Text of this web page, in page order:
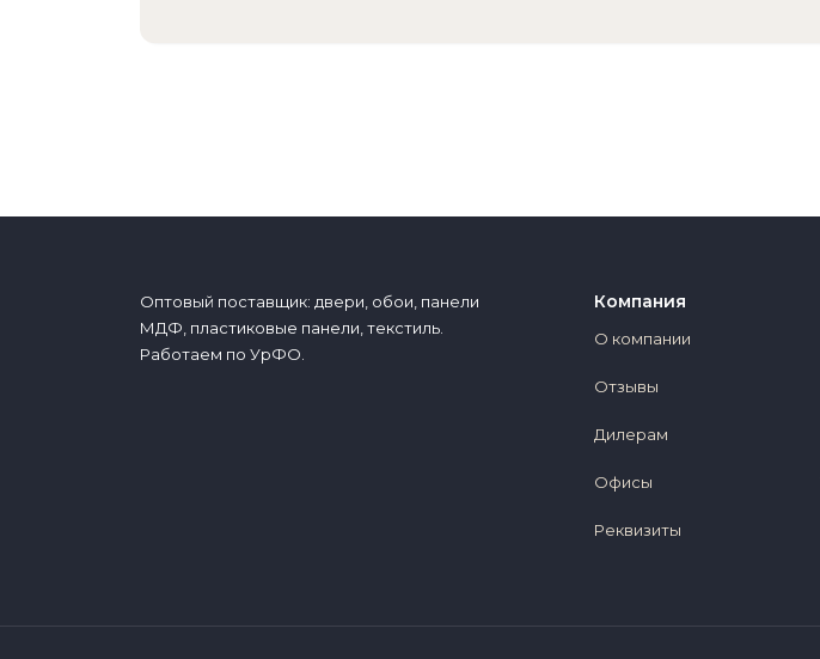
Оптовый поставщик: двери, обои, панели
МДФ, пластиковые панели, текстиль.
Работаем по УрФО.
Компания
О компании
Отзывы
Дилерам
Офисы
Реквизиты